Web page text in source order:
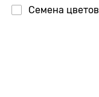
Семена цветов